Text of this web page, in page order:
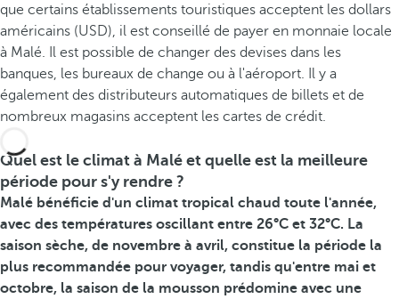
que certains établissements touristiques acceptent les dollars
américains (USD), il est conseillé de payer en monnaie locale
à Malé. Il est possible de changer des devises dans les
banques, les bureaux de change ou à l'aéroport. Il y a
également des distributeurs automatiques de billets et de
nombreux magasins acceptent les cartes de crédit.
Quel est le climat à Malé et quelle est la meilleure
période pour s'y rendre ?
Malé bénéficie d'un climat tropical chaud toute l'année,
avec des températures oscillant entre 26°C et 32°C. La
saison sèche, de novembre à avril, constitue la période la
plus recommandée pour voyager, tandis qu'entre mai et
octobre, la saison de la mousson prédomine avec une